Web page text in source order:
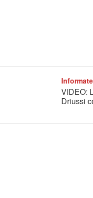
VIDEO:
Driussi